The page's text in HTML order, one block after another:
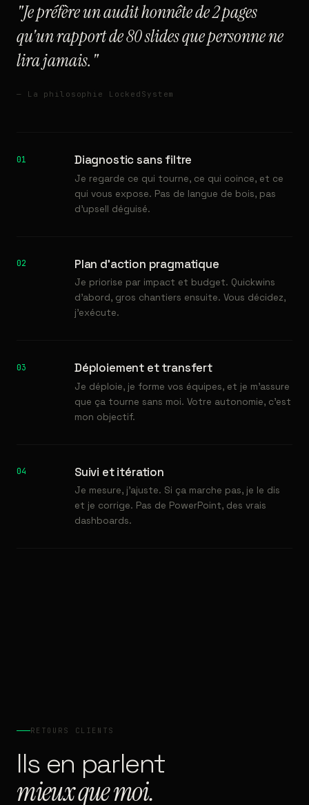
"Je préfère un audit honnête de 2 pages
qu'un rapport de 80 slides que personne ne
lira jamais."
— La philosophie LockedSystem
01 Diagnostic sans filtre
Je regarde ce qui tourne, ce qui coince, et ce
qui vous expose. Pas de langue de bois, pas
d'upsell déguisé.
02 Plan d'action pragmatique
Je priorise par impact et budget. Quickwins
d'abord, gros chantiers ensuite. Vous décidez,
j'exécute.
03 Déploiement et transfert
Je déploie, je forme vos équipes, et je m'assure
que ça tourne sans moi. Votre autonomie, c'est
mon objectif.
04 Suivi et itération
Je mesure, j'ajuste. Si ça marche pas, je le dis
et je corrige. Pas de PowerPoint, des vrais
dashboards.
RETOURS CLIENTS
Ils en parlent
mieux que moi.